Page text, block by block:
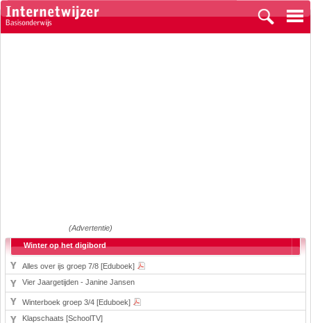
(Advertentie)
Winter op het digibord
Alles over ijs groep 7/8 [Eduboek]
Vier Jaargetijden - Janine Jansen
Winterboek groep 3/4 [Eduboek]
Klapschaats [SchoolTV]